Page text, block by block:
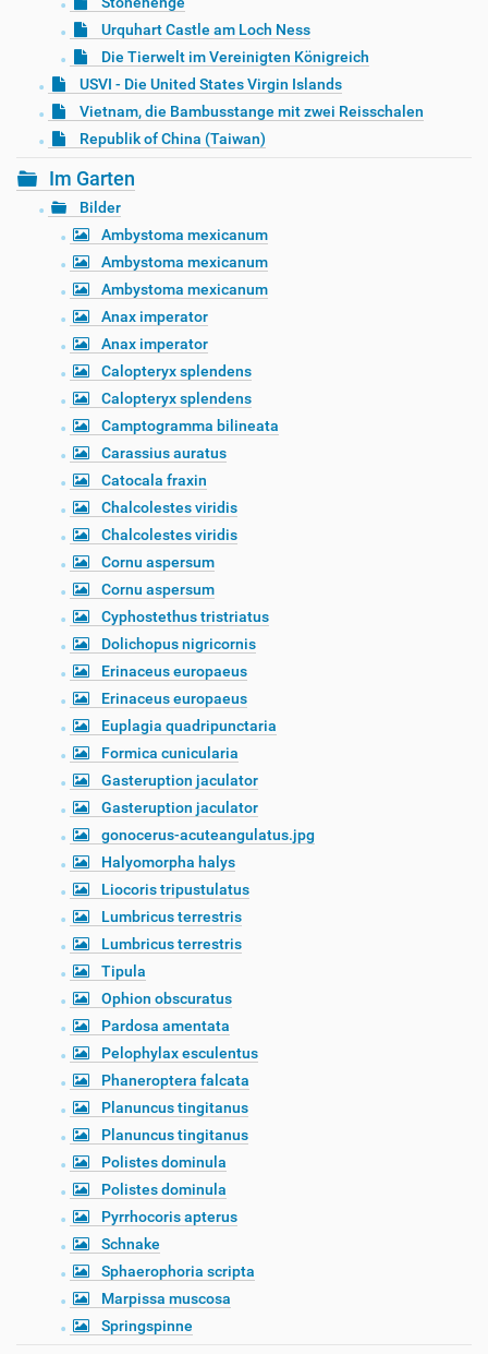
Urquhart Castle am Loch Ness
Die Tierwelt im Vereinigten Königreich
USVI - Die United States Virgin Islands
Vietnam, die Bambusstange mit zwei Reisschalen
Republik of China (Taiwan)
Im Garten
Bilder
Ambystoma mexicanum
Ambystoma mexicanum
Ambystoma mexicanum
Anax imperator
Anax imperator
Calopteryx splendens
Calopteryx splendens
Camptogramma bilineata
Carassius auratus
Catocala fraxin
Chalcolestes viridis
Chalcolestes viridis
Cornu aspersum
Cornu aspersum
Cyphostethus tristriatus
Dolichopus nigricornis
Erinaceus europaeus
Erinaceus europaeus
Euplagia quadripunctaria
Formica cunicularia
Gasteruption jaculator
Gasteruption jaculator
gonocerus-acuteangulatus.jpg
Halyomorpha halys
Liocoris tripustulatus
Lumbricus terrestris
Lumbricus terrestris
Tipula
Ophion obscuratus
Pardosa amentata
Pelophylax esculentus
Phaneroptera falcata
Planuncus tingitanus
Planuncus tingitanus
Polistes dominula
Polistes dominula
Pyrrhocoris apterus
Schnake
Sphaerophoria scripta
Marpissa muscosa
Springspinne